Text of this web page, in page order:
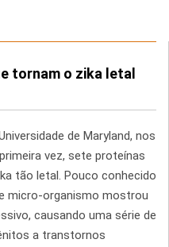
tornam o zika letal
de Maryland, nos
vez, sete proteínas
tão letal. Pouco conhecido
micro-organismo mostrou
causando uma série de
a transtornos